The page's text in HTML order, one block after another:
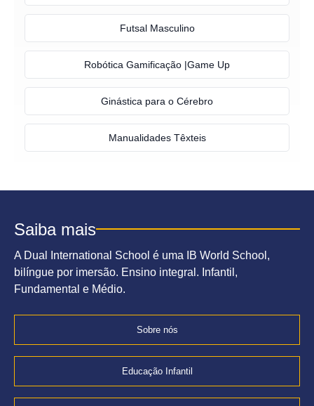
Futsal Masculino
Robótica Gamificação |Game Up
Ginástica para o Cérebro
Manualidades Têxteis
Saiba mais
A Dual International School é uma IB World School,
bilíngue por imersão. Ensino integral. Infantil,
Fundamental e Médio.
Sobre nós
Educação Infantil